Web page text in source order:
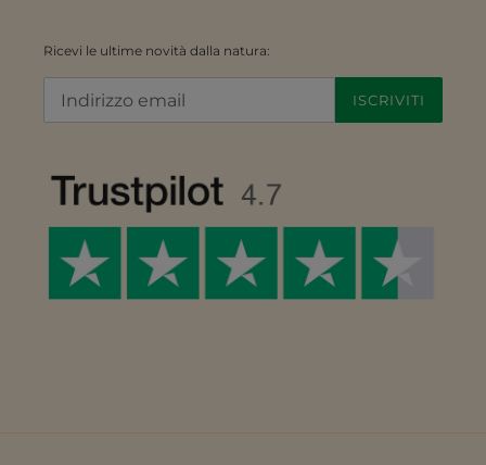
Ricevi le ultime novità dalla natura:
ISCRIVITI